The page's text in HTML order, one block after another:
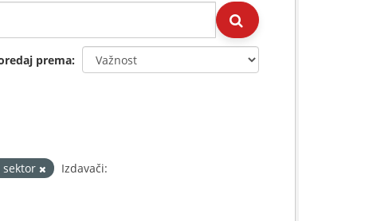
prema
sektor
Izdavači: